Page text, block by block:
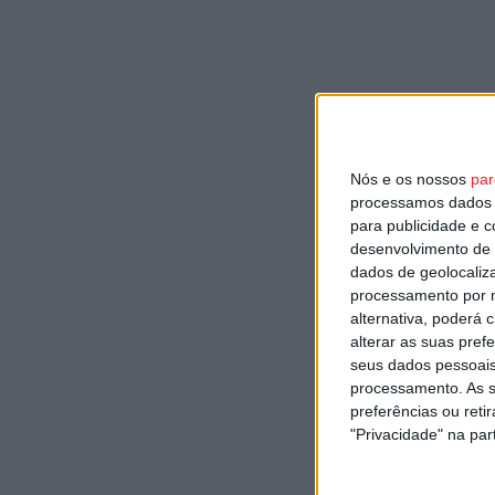
Nós e os nossos
processamos
para publicidade e
desenvolvimento de
dados de
processamento por
alternativa, poderá
alterar as suas
seus dados
processamento. As
preferências ou
"Privacidade" na